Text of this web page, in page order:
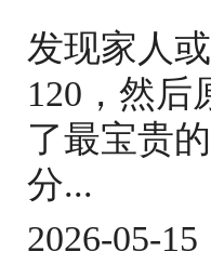
发现家人
120，然
了最宝贵
分...
2026-05-15